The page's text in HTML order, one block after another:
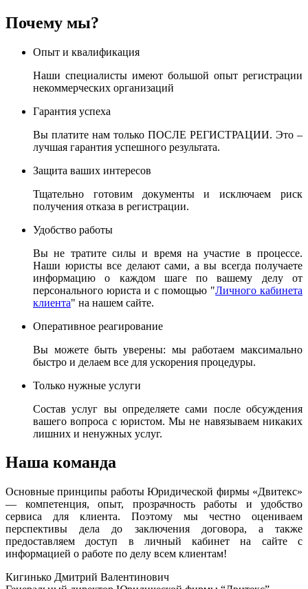
Почему мы?
Опыт и квалификация
Наши специалисты имеют большой опыт регистрации
некоммерческих организаций
Гарантия успеха
Вы платите нам только ПОСЛЕ РЕГИСТРАЦИИ. Это –
лучшая гарантия успешного результата.
Защита ваших интересов
Тщательно готовим документы и исключаем риск
получения отказа в регистрации.
Удобство работы
Вы не тратите силы и время на участие в процессе.
Наши юристы все делают сами, а вы всегда получаете
информацию о каждом шаге по вашему делу от
персонального юриста и с помощью "Личного кабинета
клиента" на нашем сайте.
Оперативное реагирование
Вы можете быть уверены: мы работаем максимально
быстро и делаем все для ускорения процедуры.
Только нужные услуги
Состав услуг вы определяете сами после обсуждения
вашего вопроса с юристом. Мы не навязываем никаких
лишних и ненужных услуг.
Наша команда
Основные принципы работы Юридической фирмы «Двитекс»
— компетенция, опыт, прозрачность работы и удобство
сервиса для клиента. Поэтому мы честно оцениваем
перспективы дела до заключения договора, а также
предоставляем доступ в личный кабинет на сайте с
информацией о работе по делу всем клиентам!
Кигинько Дмитрий Валентинович